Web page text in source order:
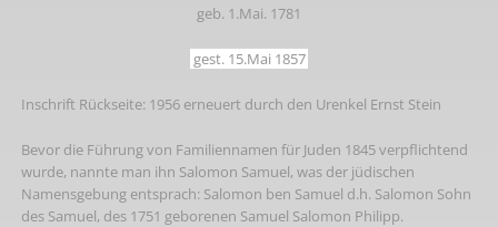
geb. 1.Mai. 1781
gest. 15.Mai 1857
Inschrift Rückseite: 1956 erneuert durch den Urenkel Ernst Stein
Bevor die Führung von Familiennamen für Juden 1845 verpflichtend
wurde, nannte man ihn Salomon Samuel, was der jüdischen
Namensgebung entsprach: Salomon ben Samuel d.h. Salomon Sohn
des Samuel, des 1751 geborenen Samuel Salomon Philipp.